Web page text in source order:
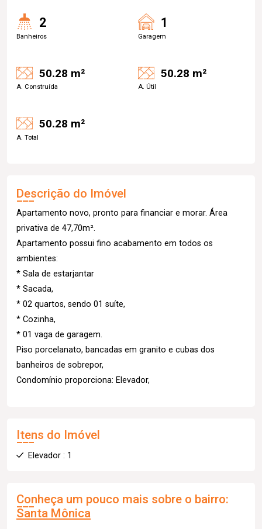
2
Banheiros
1
Garagem
50.28 m²
A. Construída
50.28 m²
A. Útil
50.28 m²
A. Total
Descrição do Imóvel
Apartamento novo, pronto para financiar e morar. Área
privativa de 47,70m².
Apartamento possui fino acabamento em todos os
ambientes:
* Sala de estarjantar
* Sacada,
* 02 quartos, sendo 01 suíte,
* Cozinha,
* 01 vaga de garagem.
Piso porcelanato, bancadas em granito e cubas dos
banheiros de sobrepor,
Condomínio proporciona: Elevador,
Itens do Imóvel
Elevador : 1
Conheça um pouco mais sobre o bairro:
Santa Mônica